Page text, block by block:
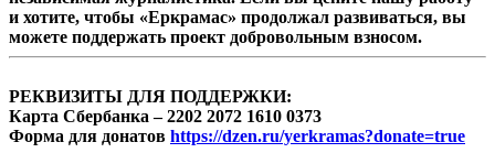
и хотите, чтобы «Еркрамас» продолжал развиваться, вы
можете поддержать проект добровольным взносом.
РЕКВИЗИТЫ ДЛЯ ПОДДЕРЖКИ:
Карта Сбербанка – 2202 2072 1610 0373
Форма для донатов https://dzen.ru/yerkramas?donate=true